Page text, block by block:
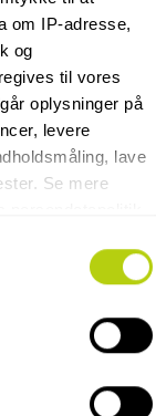
om IP-adresse,
og
til vores
oplysninger på
levere
lave
Se mere
eller ved at trykke
M2